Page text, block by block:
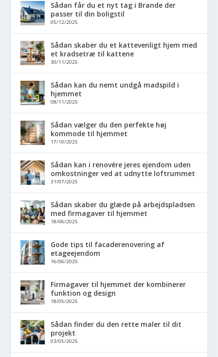
Sådan får du et nyt tag i Brande der
passer til din boligstil
05/12/2025
Sådan skaber du et kattevenligt hjem med
et kradsetræ til kattene
30/11/2025
Sådan kan du nemt undgå madspild i
hjemmet
08/11/2025
Sådan vælger du den perfekte høj
kommode til hjemmet
17/10/2025
Sådan kan i renovére jeres ejendom uden
omkostninger ved at udnytte loftrummet
31/07/2025
Sådan skaber du glæde på arbejdspladsen
med firmagaver til hjemmet
18/06/2025
Gode tips til facaderenovering af
etageejendom
16/06/2025
Firmagaver til hjemmet der kombinerer
funktion og design
18/05/2025
Sådan finder du den rette maler til dit
projekt
03/05/2025